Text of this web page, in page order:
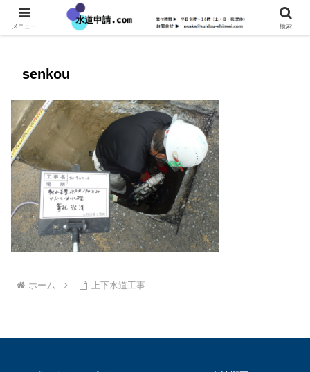
senkou
ホーム 上下水道工事
メニュー 検索